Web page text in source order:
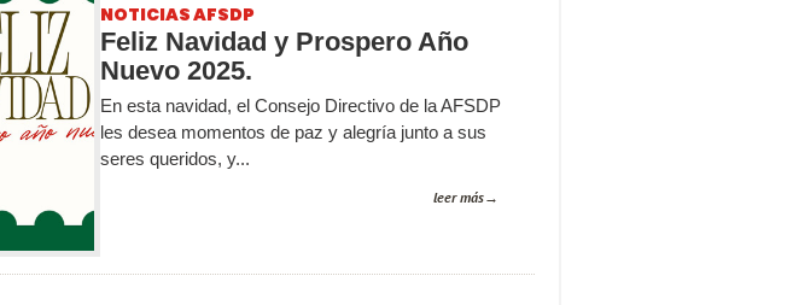
NOTICIAS AFSDP
Feliz Navidad y Prospero Año
Nuevo 2025.
En esta navidad, el Consejo Directivo de la AFSDP
les desea momentos de paz y alegría junto a sus
seres queridos, y...
leer más